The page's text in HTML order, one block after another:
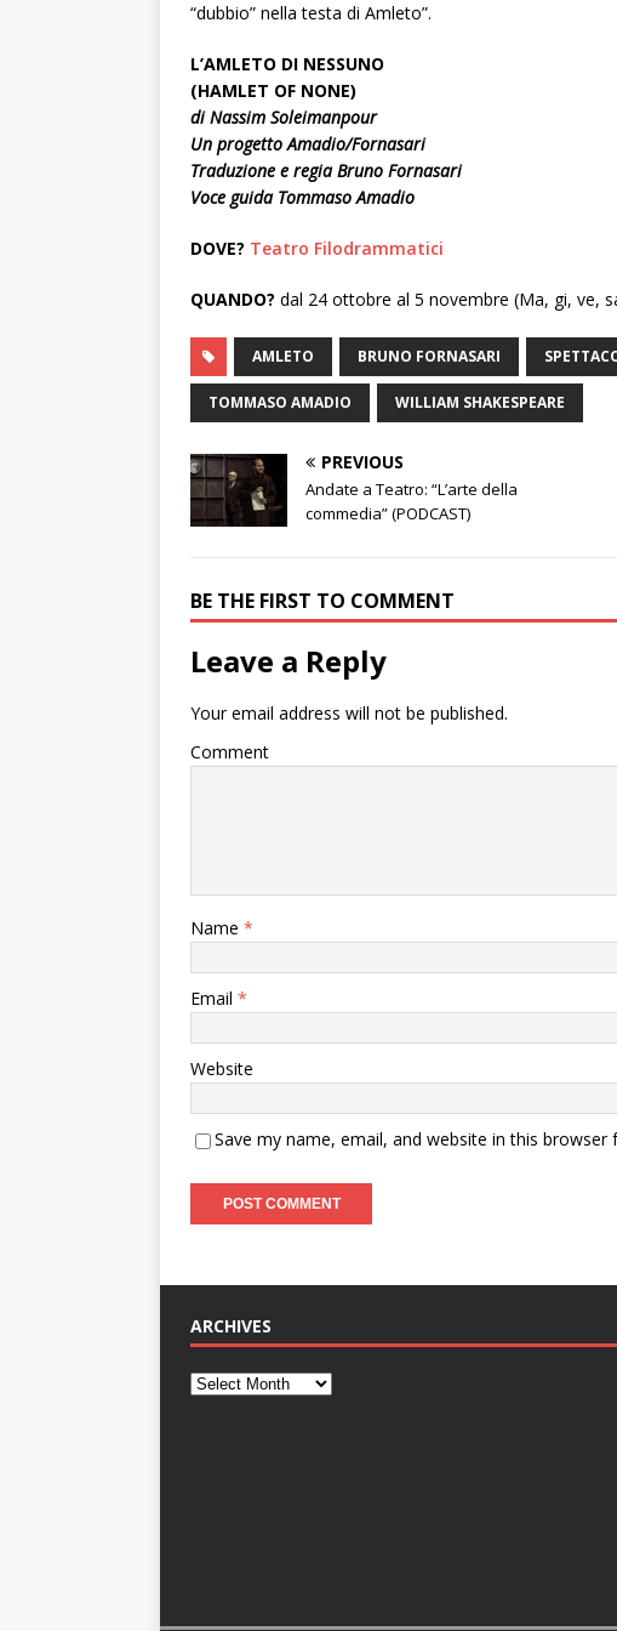
“dubbio” nella testa di Amleto”.
L’AMLETO DI NESSUNO
(HAMLET OF NONE)
di Nassim Soleimanpour
Un progetto Amadio/Fornasari
Traduzione e regia Bruno Fornasari
Voce guida Tommaso Amadio
DOVE? Teatro Filodrammatici
QUANDO? dal 24 ottobre al 5 novembre (Ma, gi, ve,
AMLETO BRUNO FORNASARI
TOMMASO AMADIO WILLIAM SHAKESPEARE
PREVIOUS
Andate a Teatro: “L’arte della
commedia” (PODCAST)
BE THE FIRST TO COMMENT
Leave a Reply
Your email address will not be published.
Comment
Name *
Email *
Website
Save my name, email, and website in this
ARCHIVES